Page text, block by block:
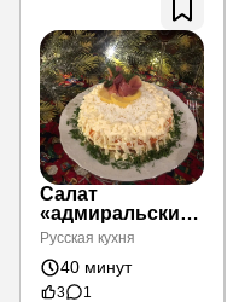
Салат
«адмиральский»
воздушный
Русская кухня
40 минут
3
1